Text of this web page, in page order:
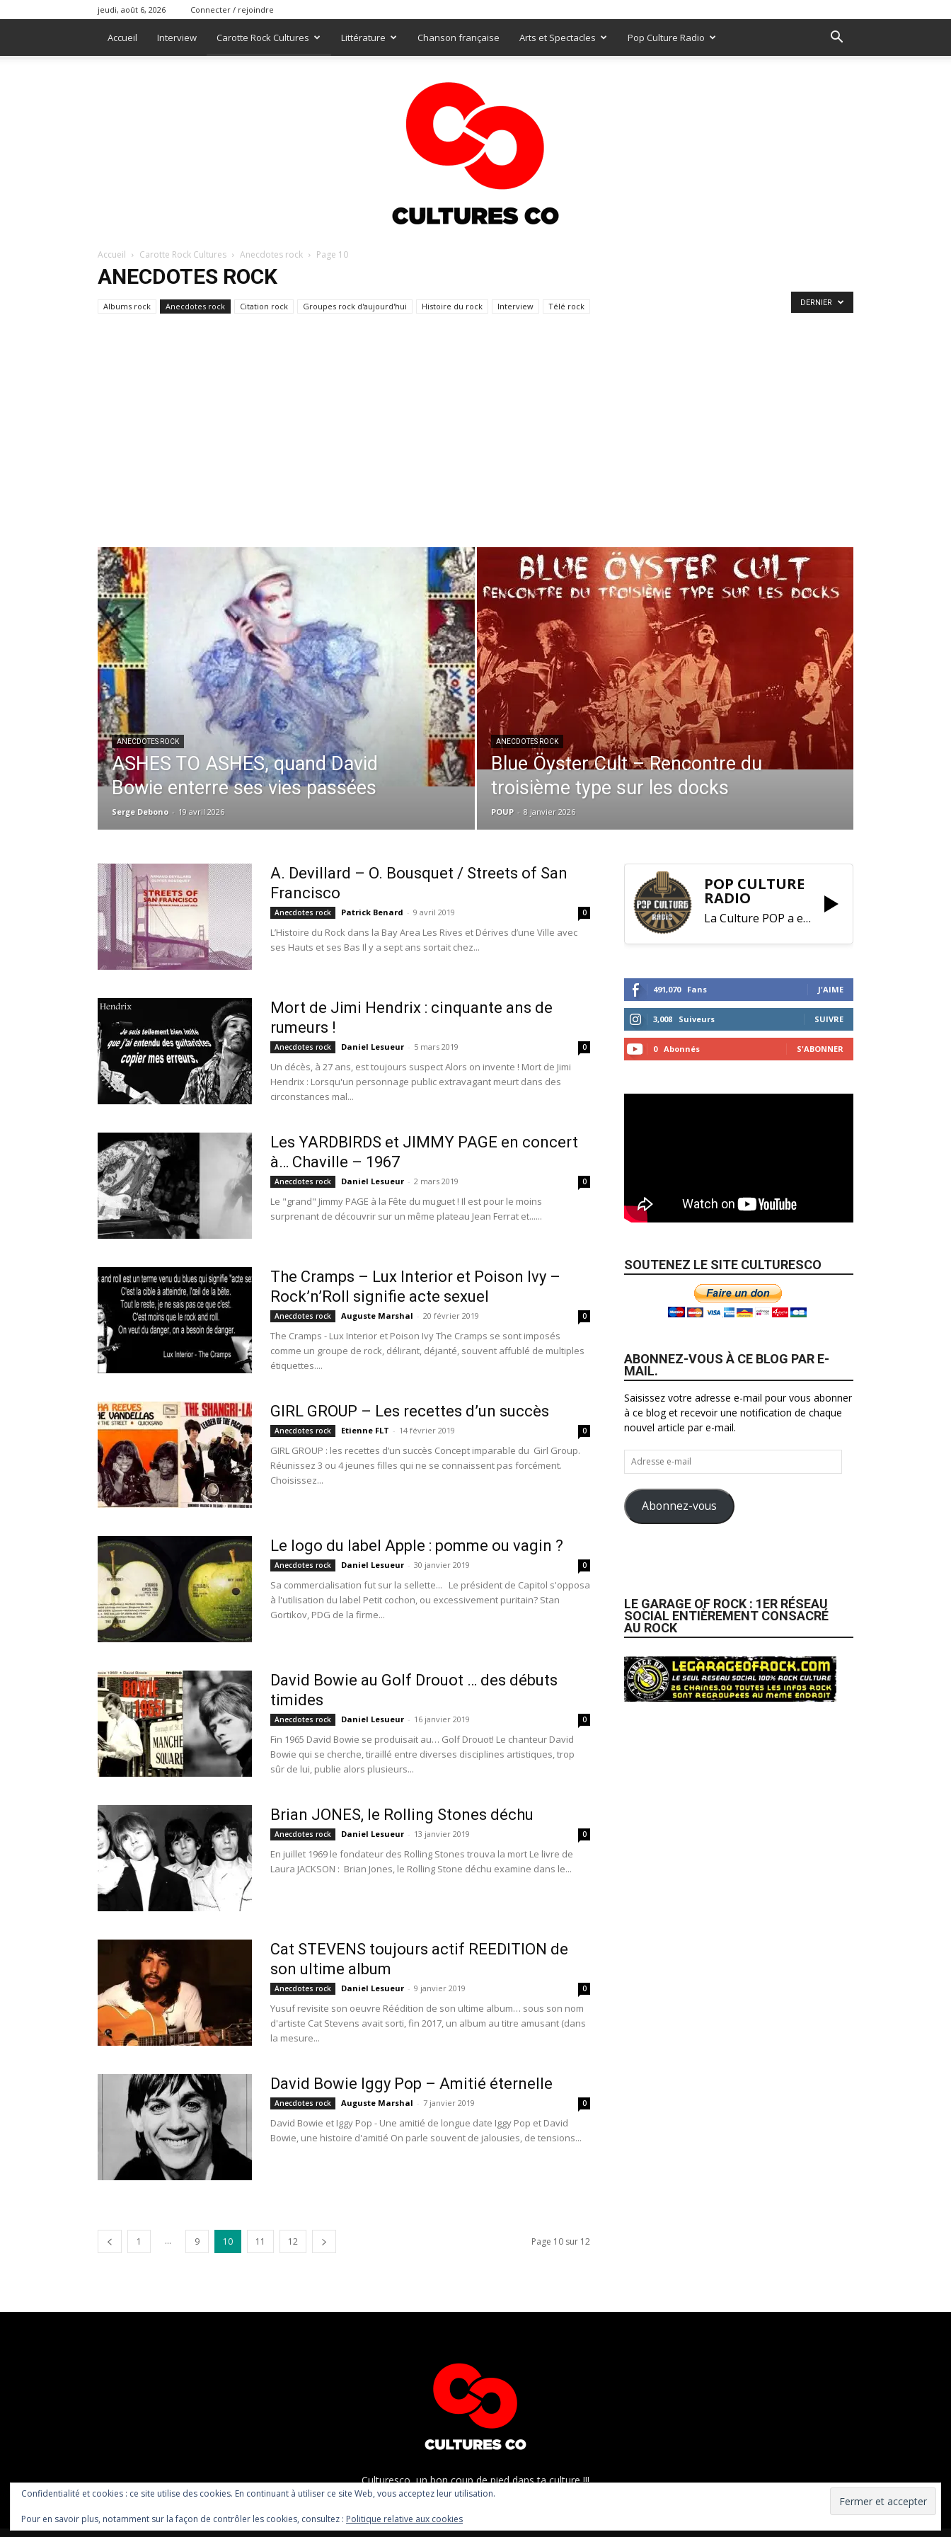
jeudi, août 6, 2026 Connecter / rejoindre
Accueil Interview Carotte Rock Cultures Littérature Chanson française Arts et Spectacles Pop Culture Radio
Accueil Carotte Rock Cultures Anecdotes rock Page 10
ANECDOTES ROCK
Albums rock Anecdotes rock Citation rock Groupes rock d'aujourd'hui Histoire du rock Interview Télé rock DERNIER
ANECDOTES ROCK
ASHES TO ASHES, quand David
Bowie enterre ses vies passées
Serge Debono - 19 avril 2026
ANECDOTES ROCK
Blue Öyster Cult – Rencontre du
troisième type sur les docks
POUP - 8 janvier 2026
A. Devillard – O. Bousquet / Streets of San
Francisco
Anecdotes rock Patrick Benard - 9 avril 2019 0
L’Histoire du Rock dans la Bay Area Les Rives et Dérives d’une Ville avec
ses Hauts et ses Bas Il y a sept ans sortait chez...
Mort de Jimi Hendrix : cinquante ans de
rumeurs !
Anecdotes rock Daniel Lesueur - 5 mars 2019 0
Un décès, à 27 ans, est toujours suspect Alors on invente ! Mort de Jimi
Hendrix : Lorsqu'un personnage public extravagant meurt dans des
circonstances mal...
Les YARDBIRDS et JIMMY PAGE en concert
à… Chaville – 1967
Anecdotes rock Daniel Lesueur - 2 mars 2019 0
Le "grand" Jimmy PAGE à la Fête du muguet ! Il est pour le moins
surprenant de découvrir sur un même plateau Jean Ferrat et......
The Cramps – Lux Interior et Poison Ivy –
Rock’n’Roll signifie acte sexuel
Anecdotes rock Auguste Marshal - 20 février 2019 0
The Cramps - Lux Interior et Poison Ivy The Cramps se sont imposés
comme un groupe de rock, délirant, déjanté, souvent affublé de multiples
étiquettes....
GIRL GROUP – Les recettes d’un succès
Anecdotes rock Etienne FLT - 14 février 2019 0
GIRL GROUP : les recettes d’un succès Concept imparable du Girl Group.
Réunissez 3 ou 4 jeunes filles qui ne se connaissent pas forcément.
Choisissez...
Le logo du label Apple : pomme ou vagin ?
Anecdotes rock Daniel Lesueur - 30 janvier 2019 0
Sa commercialisation fut sur la sellette... Le président de Capitol s'opposa
à l'utilisation du label Petit cochon, ou excessivement puritain? Stan
Gortikov, PDG de la firme...
David Bowie au Golf Drouot … des débuts
timides
Anecdotes rock Daniel Lesueur - 16 janvier 2019 0
Fin 1965 David Bowie se produisait au… Golf Drouot! Le chanteur David
Bowie qui se cherche, tiraillé entre diverses disciplines artistiques, trop
sûr de lui, publie alors plusieurs...
Brian JONES, le Rolling Stones déchu
Anecdotes rock Daniel Lesueur - 13 janvier 2019 0
En juillet 1969 le fondateur des Rolling Stones trouva la mort Le livre de
Laura JACKSON : Brian Jones, le Rolling Stone déchu examine dans le...
Cat STEVENS toujours actif REEDITION de
son ultime album
Anecdotes rock Daniel Lesueur - 9 janvier 2019 0
Yusuf revisite son oeuvre Réédition de son ultime album… sous son nom
d'artiste Cat Stevens avait sorti, fin 2017, un album au titre amusant (dans
la mesure...
David Bowie Iggy Pop – Amitié éternelle
Anecdotes rock Auguste Marshal - 7 janvier 2019 0
David Bowie et Iggy Pop - Une amitié de longue date Iggy Pop et David
Bowie, une histoire d'amitié On parle souvent de jalousies, de tensions...
1 ... 9 10 11 12 Page 10 sur 12
POP CULTURE
RADIO
La Culture POP a enfin trouvé sa RADIO !
491,070 Fans J'AIME
3,008 Suiveurs SUIVRE
0 Abonnés S'ABONNER
SOUTENEZ LE SITE CULTURESCO
ABONNEZ-VOUS À CE BLOG PAR E-
MAIL.
Saisissez votre adresse e-mail pour vous abonner
à ce blog et recevoir une notification de chaque
nouvel article par e-mail.
Adresse
e-
mail
Abonnez-vous
LE GARAGE OF ROCK : 1ER RÉSEAU
SOCIAL ENTIÈREMENT CONSACRÉ
AU ROCK
Culturesco, un bon coup de pied dans ta culture !!!
Confidentialité et cookies : ce site utilise des cookies. En continuant à utiliser ce site Web, vous acceptez leur utilisation.
Pour en savoir plus, notamment sur la façon de contrôler les cookies, consultez : Politique relative aux cookies